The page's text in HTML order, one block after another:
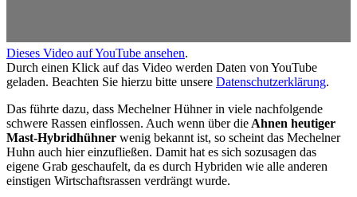
Dieses Video auf YouTube ansehen.
Durch einen Klick auf das Video werden Daten von YouTube
geladen. Beachten Sie hierzu bitte unsere Datenschutzerklärung.
Das führte dazu, dass Mechelner Hühner in viele nachfolgende
schwere Rassen einflossen. Auch wenn über die Ahnen heutiger
Mast-Hybridhühner wenig bekannt ist, so scheint das Mechelner
Huhn auch hier einzufließen. Damit hat es sich sozusagen das
eigene Grab geschaufelt, da es durch Hybriden wie alle anderen
einstigen Wirtschaftsrassen verdrängt wurde.